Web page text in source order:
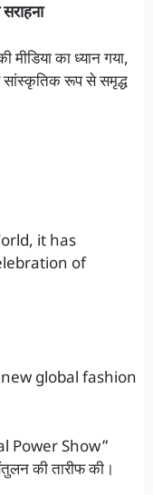
सराहना
का ध्यान गया,
रूप से समृद्ध
it has
of
global fashion
Power Show”
की तारीफ की।